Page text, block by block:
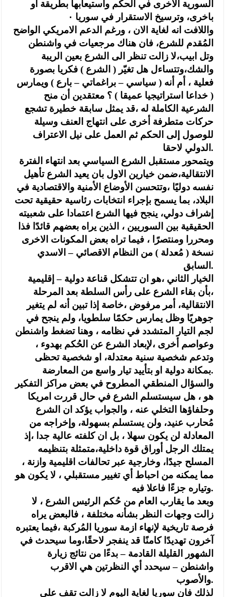
السورية الاخرى في الحكم واستيعابها بطريقة او
باخرى، وترسيخ الاستقرار في سوريا ٠
واللافت انه لغاية الان ، ورغم الدعم الامريكي الواضح
المُقدم للشرع، فان هناك مرجعيات في واشنطن
وتل ابيب،لا زالت تنظر الى الشرع بعين الريبة
والشك،وتتساءل هل تغيّر ( الشرع ) فكريا بصورة
فعلية ، أم أنه ( سياسي – براغماتي – بارع ) ويمارس
( خداعا استراتيجيا عميقا ) ؟ معتقدين أن منح
الشرعية الكاملة له ،قد يمثل سابقة خطيرة تشجع
حركات متطرفة أخرى على انتهاج العنف وسيلة
للوصول إلى الحكم ثم العمل على نيل الاعتراف
الدولي لاحقا.
ويتمحور مستقبل الشرع السياسي بعد انتهاء الفترة
الانتقالية،ضمن خيارين الاول بان يعيد الشرع تأهيل
نفسه دوليًا ،وتتحسن الأوضاع الأمنية والاقتصادية في
البلاد، بما يسمح بإجراء انتخابات رئاسية حقيقية تحت
إشراف دولي، ينجح فيها الشرع اعتمادا على شعبيته
الحقيقية بين السوريين ، الذين يراه بعضهم قائدًا فذا
ومحررا ومنتصرًا ، فيما تراه بعض المكونات الاخرى
نسخة ( مُعدلة ) من النظام الاقصائي – الاسدي
السابق.
الخيار الثاني ،هو ان تتشكل قناعة دولية – إقليمية
،بأن بقاء الشرع على رأس السلطة بعد المرحلة
الانتقالية، أمر مرفوض ،خاصة إذا تبين أنه لم يتغير
جوهريًا وظل يمارس حكمًا سلطويا، ولم ينجح في
لجم التيار المتشدد في نظامه ، وهنا تضغط واشنطن
وعواصم أخرى ،لإبعاد الشرع عن الحُكم بهدوء ،
وتدعم شخصية سنية معتدلة، او شخصية تحظى
بمكانة دولية او بتأييد تيار واسع من المعارضة.
والسؤال المنطقي المطروح في بعض مراكز التفكير
هو ، هل سيستسلم الشرع في حال قررت امريكا
وحلفاؤها التخلي عنه ، والجواب يؤكد ان الشرع
مُحارب عنيد، ولن يستسلم بسهولة، وإخراجه من
المعادلة لن يكون سهلا ، بل ان كلفته عالية جدا ،إذ
يمتلك الرجل أوراق قوة داخلية،متمثلة بتنظيمه
المسلح جيدًا، وخارجية عبر تحالفات اقليمية وازنة ،
مما يمكنه من احباط أي تغيير مستقبلي ، لا يكون هو
وتياره جزءًا فاعلا فيه.
وبعد ما يقارب العام من حُكم الرئيس الشرع ، لا
زالت وجهات النظر بشأنه مختلفة ، فالبعض يراه
فرصة تاريخية لإنهاء ازمة سوريا المُركبة ،فيما يعتبره
آخرون تهديدًا كامنًا قد ينفجر لاحقًا،وما سيحدث في
الشهور القليلة القادمة – بدءًا من نتائج زيارة
واشنطن – سيحدد أي النظرتين هي الاقرب
والأصوب.
لذلك فان سوريا لغاية اليوم لا زالت تقف على